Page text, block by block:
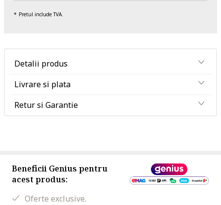
Pretul include TVA.
Detalii produs
Livrare si plata
Retur si Garantie
Beneficii Genius pentru
acest produs:
Oferte exclusive.